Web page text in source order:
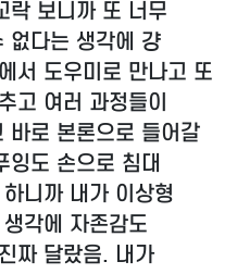
락 보니까 또 너무
없다는 생각에 걍
서 도우미로 만나고 또
고 여러 과정들이
바로 본론으로 들어갈
잉도 손으로 침대
니까 내가 이상형
각에 자존감도
짜 달랐음. 내가